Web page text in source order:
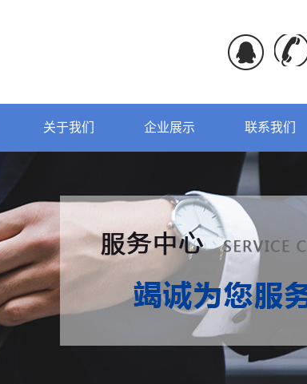
关于我们 企业展示 联系我们